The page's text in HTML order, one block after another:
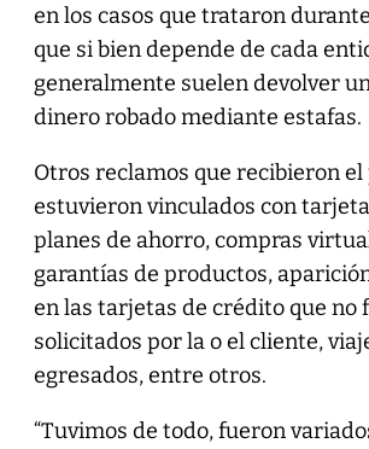
en los casos que trataron
que si bien depende de cada
generalmente suelen devolver
dinero robado mediante estafas.
Otros reclamos que recibieron el
estuvieron vinculados con
planes de ahorro, compras
garantías de productos,
en las tarjetas de crédito que no
solicitados por la o el cliente,
egresados, entre otros.
“Tuvimos de todo, fueron